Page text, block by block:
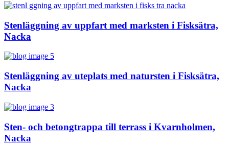
Stenläggning av uppfart med marksten i Fisksätra,
Nacka
Stenläggning av uteplats med natursten i Fisksätra,
Nacka
Sten- och betongtrappa till terrass i Kvarnholmen,
Nacka